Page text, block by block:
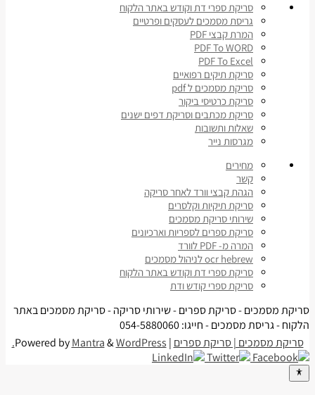
סריקת ספרי דת וקודש באתר הלקוח
גריסת מסמכים לעסקים ופרטיים
המרת קבצי PDF
PDF To WORD
PDF To Excel
סריקת תיקים רפואיים
סריקת מסמכים ל pdf
סריקת כרטיסי ביקור
סריקת מכתבים וסריקת דפים ישנים
שאלות ותשובות
מגרסות נייר
מחירים
קשר
הגהת קבצי וורד לאחר סריקה
סריקת תיקיות וקלסרים
שירותי סריקת מסמכים
סריקת ספרים לספריות וארכיונים
המרה מ- PDF לוורד
ocr hebrew לניהול מסמכים
סריקת ספרי דת וקודש באתר הלקוח
סריקת ספרי קודש ודת
סריקת מסמכים - סריקת ספרים - שירותי סריקה - סריקת מסמכים באתר
הלקוח - גריסת מסמכים - חייגו: 054-5880060
סריקת מסמכים | סריקת ספרים | Powered by
Mantra&WordPress.